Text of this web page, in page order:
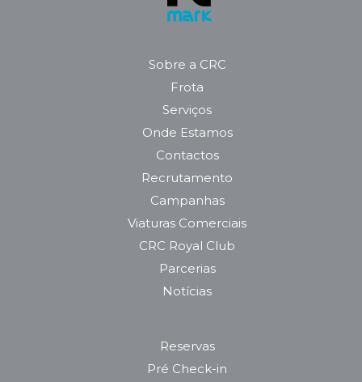
Sobre a CRC
Frota
Serviços
Onde Estamos
Contactos
Recrutamento
Campanhas
Viaturas Comerciais
CRC Royal Club
Parcerias
Notícias
Reservas
Pré Check-in